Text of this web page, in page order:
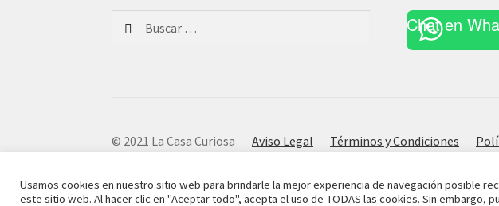
Chat en
© 2021 La Casa CuriosaAviso Legal Términos y Condiciones
Usamos cookies en nuestro sitio web para brindarle la mejor experiencia de navegación posible
este sitio web. Al hacer clic en "Aceptar todo", acepta el uso de TODAS las cookies. Sin embargo,